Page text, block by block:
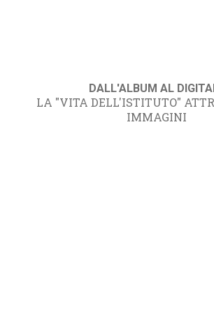
DALL'ALBUM AL
LA "VITA DELL'ISTITUTO"
IMMAGINI